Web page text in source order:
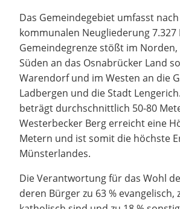
Das Gemeindegebiet umfasst
kommunalen Neugliederung 7.327
Gemeindegrenze stößt im
Süden an das Osnabrücker Land
Warendorf und im Westen an die
Ladbergen und die Stadt
beträgt durchschnittlich 50-80
Westerbecker Berg erreicht eine
Metern und ist somit die höchste
Münsterlandes.
Die Verantwortung für das Wohl
deren Bürger zu 63 % evangelisch,